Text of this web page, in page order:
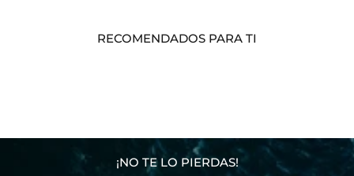
RECOMENDADOS PARA TI
¡NO TE LO PIERDAS!